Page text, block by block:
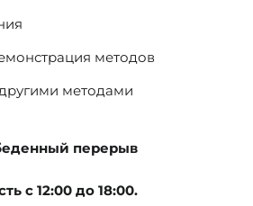
методов
методами
перерыв
с 12:00 до 18:00.